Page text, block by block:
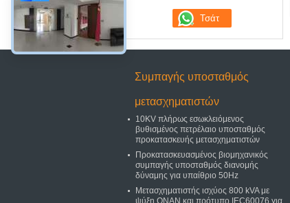
Συμπαγής υποσταθμός
μετασχηματιστών
10KV πλήρως εσωκλειόμενος
βυθισμένος πετρέλαιο υποσταθμός
προκατασκευής μετασχηματιστών
Προκατασκευασμένος βιομηχανικός
συμπαγής υποσταθμός διανομής
δύναμης για υπαίθριο 50Hz
Μετασχηματιστής ισχύος 800 kVA με
ψύξη ONAN και πρότυπο IEC60076 για